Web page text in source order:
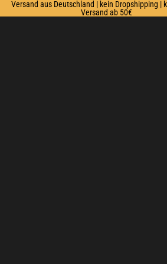
Versand aus Deutschland | kein Dropshipping |
Versand ab 50€